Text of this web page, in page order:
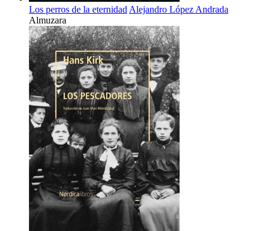
Los perros de la eternidad Alejandro López Andrada
Almuzara